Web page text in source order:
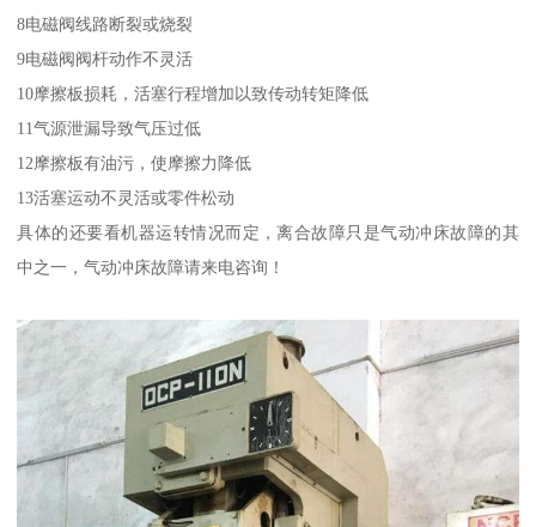
8电磁阀线路断裂或烧裂
9电磁阀阀杆动作不灵活
10摩擦板损耗，活塞行程增加以致传动转矩降低
11气源泄漏导致气压过低
12摩擦板有油污，使摩擦力降低
13活塞运动不灵活或零件松动
具体的还要看机器运转情况而定，离合故障只是气动冲床故障的其
中之一，气动冲床故障请来电咨询！